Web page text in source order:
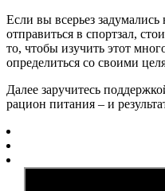
Если вы всерьез
отправиться в спортзал,
то, чтобы изучить этот
определиться со своими
Далее заручитесь
рацион питания – и